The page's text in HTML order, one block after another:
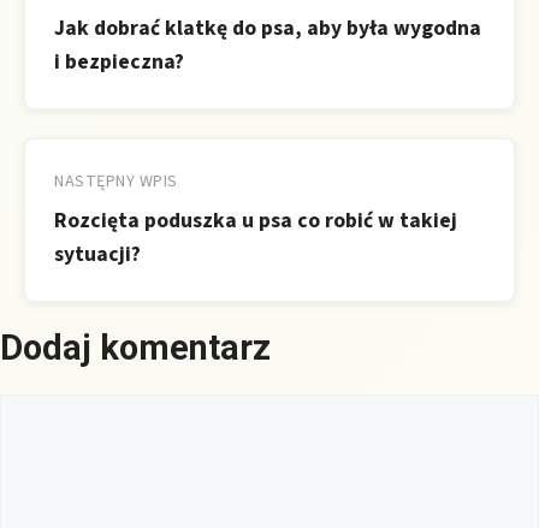
Jak dobrać klatkę do psa, aby była wygodna
i bezpieczna?
NASTĘPNY WPIS
Rozcięta poduszka u psa co robić w takiej
sytuacji?
Dodaj komentarz